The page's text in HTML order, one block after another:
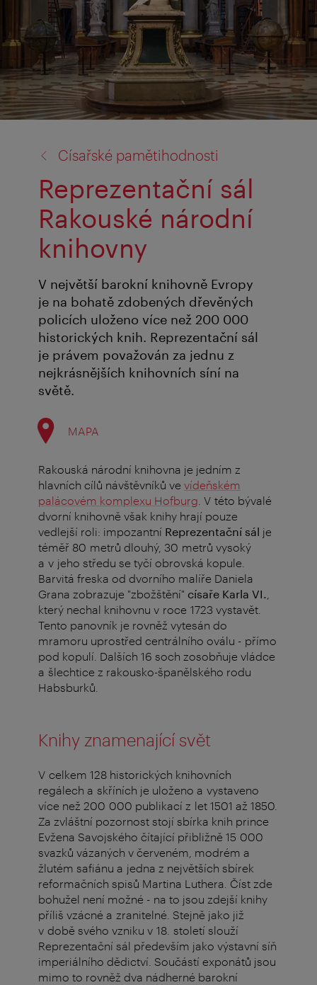
Císařské pamětihodnosti
Reprezentační sál
Rakouské národní
knihovny
V největší barokní knihovně Evropy
je na bohatě zdobených dřevěných
policích uloženo více než 200 000
historických knih. Reprezentační sál
je právem považován za jednu z
nejkrásnějších knihovních síní na
světě.
MAPA
Rakouská národní knihovna je jedním z
hlavních cílů návštěvníků ve vídeňském
palácovém komplexu Hofburg . V této bývalé
dvorní knihovně však knihy hrají pouze
vedlejší roli: impozantní Reprezentační sál je
téměř 80 metrů dlouhý, 30 metrů vysoký
a v jeho středu se tyčí obrovská kopule.
Barvitá freska od dvorního malíře Daniela
Grana zobrazuje "zbožštění" císaře Karla VI.
který nechal knihovnu v roce 1723 vystavět.
Tento panovník je rovněž vytesán do
mramoru uprostřed centrálního oválu - přímo
pod kopulí. Dalších 16 soch zosobňuje vládce
a šlechtice z rakousko-španělského rodu
Habsburků.
Knihy znamenající svět
V celkem 128 historických knihovních
regálech a skříních je uloženo a vystaveno
více než 200 000 publikací z let 1501 až 1850.
Za zvláštní pozornost stojí sbírka knih prince
Evžena Savojského čítající přibližně 15 000
svazků vázaných v červeném, modrém a
žlutém safiánu a jedna z největších sbírek
reformačních spisů Martina Luthera. Číst zde
bohužel není možné - na to jsou zdejší knihy
příliš vzácné a zranitelné. Stejně jako již
v době svého vzniku v 18. století slouží
Reprezentační sál především jako výstavní síň
imperiálního dědictví. Součástí exponátů jsou
mimo to rovněž dva nádherné barokní